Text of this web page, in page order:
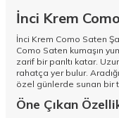
İnci Krem
İnci Krem Como Saten
Como Saten kumaşın
zarif bir parıltı katar.
rahatça yer bulur.
özel günlerde sunan bir
Öne Çıkan